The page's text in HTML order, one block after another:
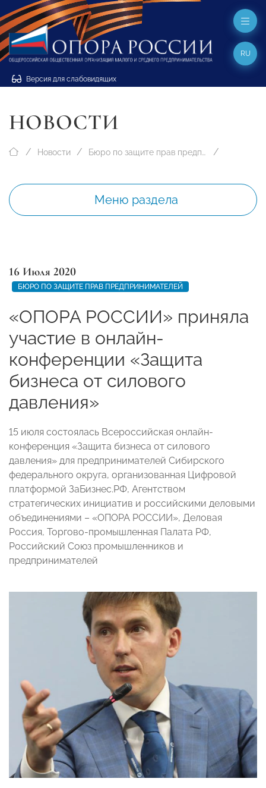
Версия для слабовидящих
RU
НОВОСТИ
Новости Бюро по защите прав предпринимателей
Меню раздела
16 Июля 2020
БЮРО ПО ЗАЩИТЕ ПРАВ ПРЕДПРИНИМАТЕЛЕЙ
«ОПОРА РОССИИ» приняла
участие в онлайн-
конференции «Защита
бизнеса от силового
давления»
15 июля состоялась Всероссийская онлайн-
конференция «Защита бизнеса от силового
давления» для предпринимателей Сибирского
федерального округа, организованная Цифровой
платформой ЗаБизнес.РФ, Агентством
стратегических инициатив и российскими деловыми
объединениями – «ОПОРА РОССИИ», Деловая
Россия, Торгово-промышленная Палата РФ,
Российский Союз промышленников и
предпринимателей